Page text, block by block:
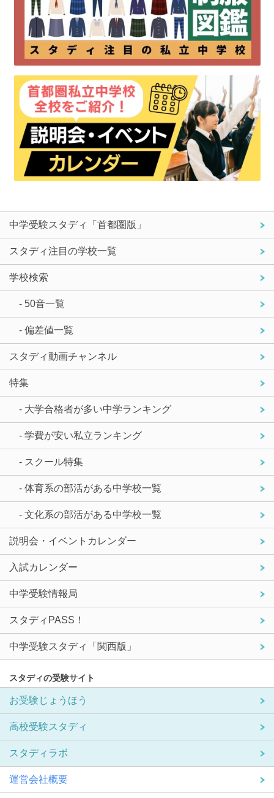
中学受験スタディ「首都圏版」
スタディ注目の学校一覧
学校検索
- 50音一覧
- 偏差値一覧
スタディ動画チャンネル
特集
- 大学合格者が多い中学ランキング
- 学費が安い私立ランキング
- スクール特集
- 体育系の部活がある中学校一覧
- 文化系の部活がある中学校一覧
説明会・イベントカレンダー
入試カレンダー
中学受験情報局
スタディPASS！
中学受験スタディ「関西版」
スタディの受験サイト
お受験じょうほう
高校受験スタディ
スタディラボ
運営会社概要